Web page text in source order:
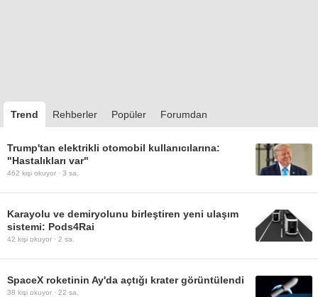
Trend Rehberler Popüler Forumdan
Trump'tan elektrikli otomobil kullanıcılarına:
"Hastalıkları var"
462 kişi okuyor · 3 sa.
Karayolu ve demiryolunu birleştiren yeni ulaşım
sistemi: Pods4Rai
42 kişi okuyor · 2 sa.
SpaceX roketinin Ay'da açtığı krater görüntülendi
38 kişi okuyor · 22 sa.